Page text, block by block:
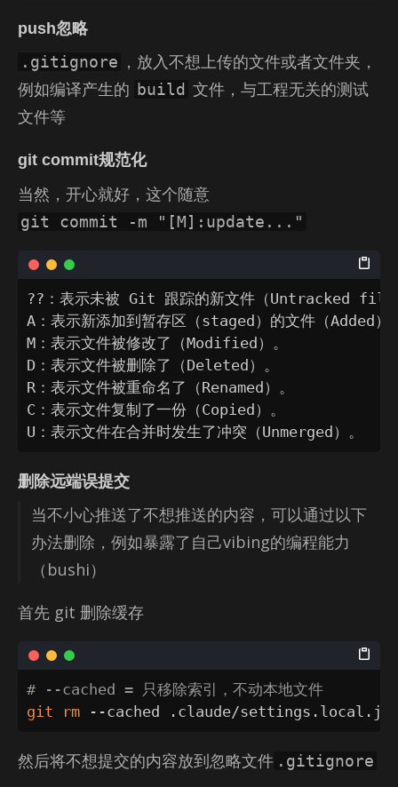
push忽略
.gitignore ，放入不想上传的文件或者文件夹，
例如编译产生的 build 文件，与工程无关的测试
文件等
git commit规范化
当然，开心就好，这个随意
git commit -m "[M]:update..."
??：表示未被 Git 跟踪的新文件（Untracked
A：表示新添加到暂存区（staged）的文件（Added）
M：表示文件被修改了（Modified）。
D：表示文件被删除了（Deleted）。
R：表示文件被重命名了（Renamed）。
C：表示文件复制了一份（Copied）。
U：表示文件在合并时发生了冲突（Unmerged）。
删除远端误提交
当不小心推送了不想推送的内容，可以通过以下
办法删除，例如暴露了自己vib­ing的编程能力
（bushi）
首先 git 删除缓存
# --cached = 只移除索引，不动本地文件
git
rm --cached .claude/
然后将不想提交的内容放到忽略文件 .gitignore